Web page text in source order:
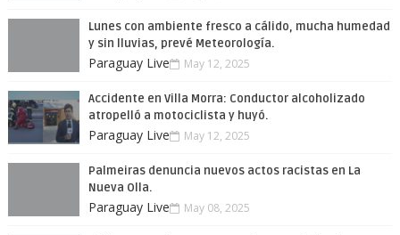
Lunes con ambiente fresco a cálido, mucha humedad
y sin lluvias, prevé Meteorología.
Paraguay Live May 12, 2025
Accidente en Villa Morra: Conductor alcoholizado
atropelló a motociclista y huyó.
Paraguay Live May 12, 2025
Palmeiras denuncia nuevos actos racistas en La
Nueva Olla.
Paraguay Live May 08, 2025